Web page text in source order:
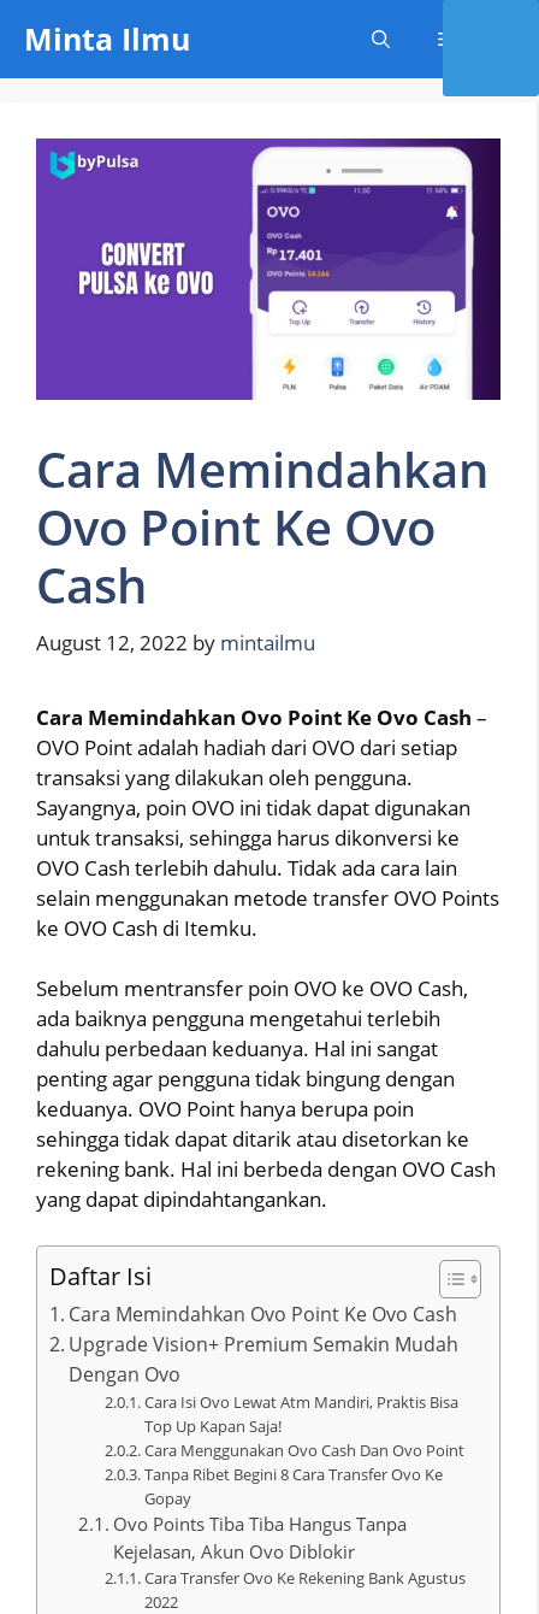
content
Minta Ilmu
Cara Memindahkan
Ovo Point Ke Ovo
Cash
August 12, 2022 by mintailmu
Cara Memindahkan Ovo Point Ke Ovo Cash –
OVO Point adalah hadiah dari OVO dari setiap
transaksi yang dilakukan oleh pengguna.
Sayangnya, poin OVO ini tidak dapat digunakan
untuk transaksi, sehingga harus dikonversi ke
OVO Cash terlebih dahulu. Tidak ada cara lain
selain menggunakan metode transfer OVO Points
ke OVO Cash di Itemku.
Sebelum mentransfer poin OVO ke OVO Cash,
ada baiknya pengguna mengetahui terlebih
dahulu perbedaan keduanya. Hal ini sangat
penting agar pengguna tidak bingung dengan
keduanya. OVO Point hanya berupa poin
sehingga tidak dapat ditarik atau disetorkan ke
rekening bank. Hal ini berbeda dengan OVO Cash
yang dapat dipindahtangankan.
Daftar Isi
Cara Memindahkan Ovo Point Ke Ovo Cash
Upgrade Vision+ Premium Semakin Mudah
Dengan Ovo
Cara Isi Ovo Lewat Atm Mandiri, Praktis Bisa
Top Up Kapan Saja!
Cara Menggunakan Ovo Cash Dan Ovo Point
Tanpa Ribet Begini 8 Cara Transfer Ovo Ke
Gopay
Ovo Points Tiba Tiba Hangus Tanpa
Kejelasan, Akun Ovo Diblokir
Cara Transfer Ovo Ke Rekening Bank Agustus
2022